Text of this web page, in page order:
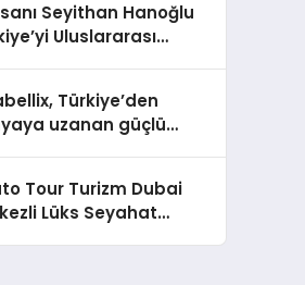
Seyithan Hanoğlu
Uluslararası
Türkiye’den
uzanan güçlü
Tour Turizm Dubai
Lüks Seyahat